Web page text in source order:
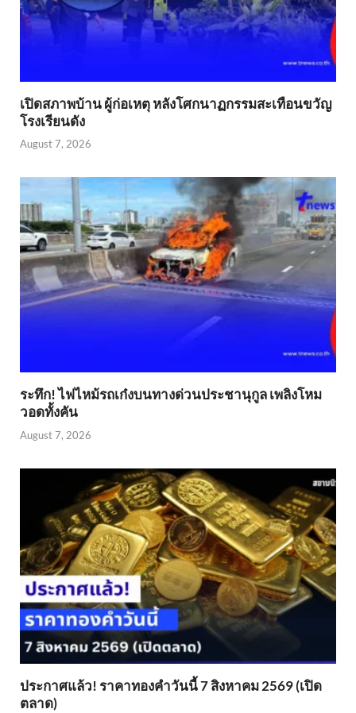
เปิดสภาพบ้าน ผู้ก่อเหตุ หลังโศกนาฏกรรมสะเทือนขวัญ
โรงเรียนดัง
August 7, 2026
ระทึก! ไฟไหม้รถเก๋งบนทางด่วนประชานุกูล เพลิงโหม
วอดทั้งคัน
August 7, 2026
ประกาศแล้ว! ราคาทองคำวันนี้ 7 สิงหาคม 2569 (เปิด
ตลาด)